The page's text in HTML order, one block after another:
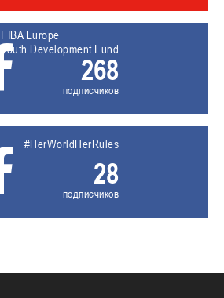
FIBA Europe
Youth Development Fund
268
подписчиков
#HerWorldHerRules
28
подписчиков